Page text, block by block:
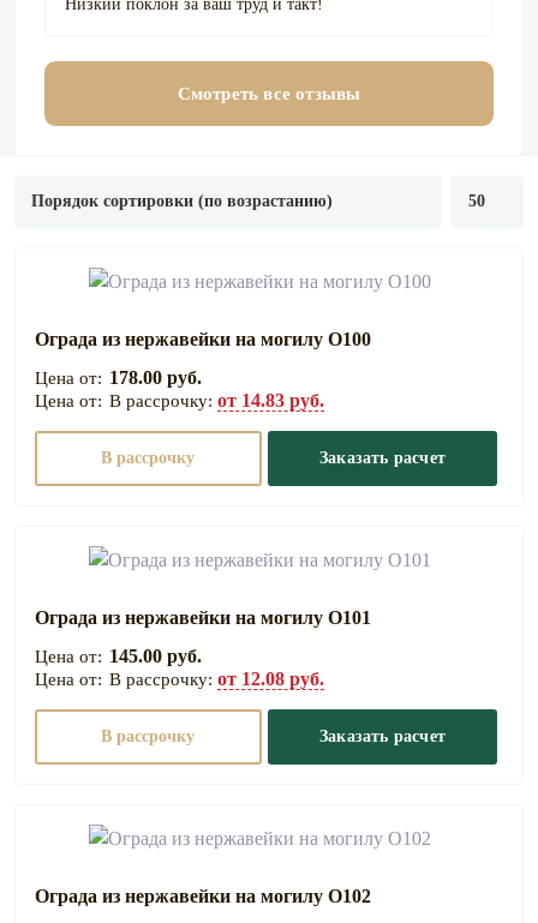
Низкий поклон за ваш труд и такт!
Смотреть все отзывы
Ограда из нержавейки на могилу О100
178.00 руб.
В рассрочку: от 14.83 руб.
В рассрочку Заказать расчет
Ограда из нержавейки на могилу О101
145.00 руб.
В рассрочку: от 12.08 руб.
В рассрочку Заказать расчет
Ограда из нержавейки на могилу О102